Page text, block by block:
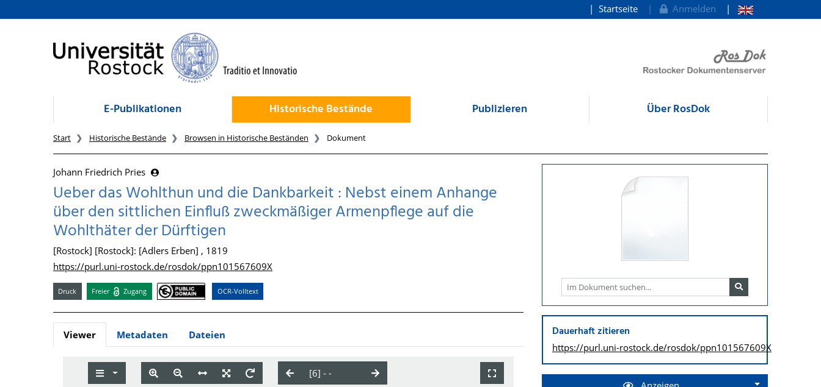
zum Inhalt
Startseite Anmelden
E-Publikationen Historische Bestände Publizieren Über RosDok
Start Historische Bestände Browsen in Historische Beständen Dokument
Johann Friedrich Pries
Ueber das Wohlthun und die Dankbarkeit : Nebst einem Anhange
über den sittlichen Einfluß zweckmäßiger Armenpflege auf die
Wohlthäter der Dürftigen
[Rostock] [Rostock]: [Adlers Erben] , 1819
https://purl.uni-rostock.de/rosdok/ppn101567609X
Druck Freier Zugang OCR-Volltext
Viewer Metadaten Dateien Dauerhaft zitieren
https://purl.uni-rostock.de/rosdok/ppn101567609X